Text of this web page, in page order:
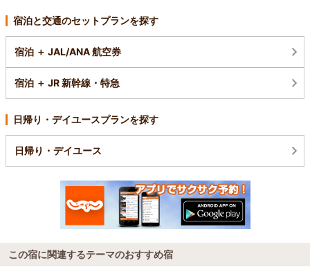
宿泊と交通のセットプランを探す
宿泊 ＋ JAL/ANA 航空券
宿泊 ＋ JR 新幹線・特急
日帰り・デイユースプランを探す
日帰り・デイユース
この宿に関連するテーマのおすすめ宿